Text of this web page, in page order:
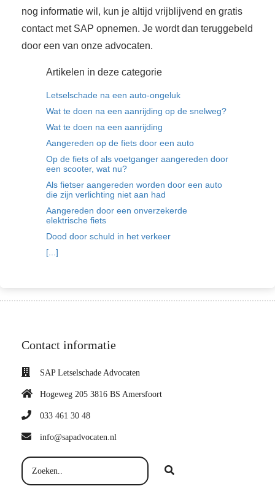
nog informatie wil, kun je altijd vrijblijvend en gratis
contact met SAP opnemen. Je wordt dan teruggebeld
door een van onze advocaten.
Artikelen in deze categorie
Letselschade na een auto-ongeluk
Wat te doen na een aanrijding op de snelweg?
Wat te doen na een aanrijding
Aangereden op de fiets door een auto
Op de fiets of als voetganger aangereden door
een scooter, wat nu?
Als fietser aangereden worden door een auto
die zijn verlichting niet aan had
Aangereden door een onverzekerde
elektrische fiets
Dood door schuld in het verkeer
[...]
Contact informatie
SAP Letselschade Advocaten
Hogeweg 205 3816 BS Amersfoort
033 461 30 48
info@sapadvocaten.nl